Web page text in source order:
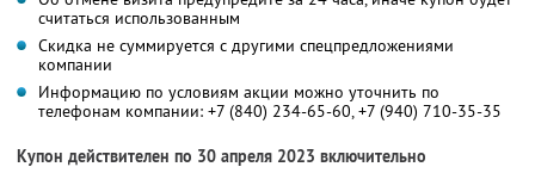
считаться использованным
Скидка не суммируется с другими спецпредложениями
компании
Информацию по условиям акции можно уточнить по
телефонам компании: +7 (840) 234-65-60, +7 (940) 710-35-35
Купон действителен по 30 апреля 2023 включительно